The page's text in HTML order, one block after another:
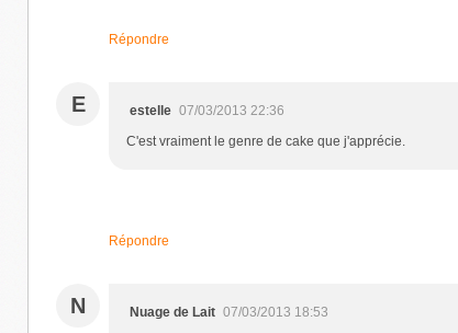
Répondre
E estelle 07/03/2013 22:36
C'est vraiment le genre de cake que j'apprécie.
Répondre
N Nuage de Lait 07/03/2013 18:53